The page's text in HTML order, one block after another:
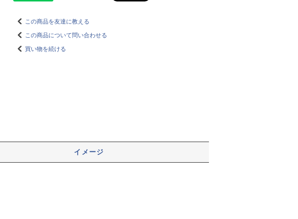
この商品を友達に教える
この商品について問い合わせる
買い物を続ける
イメージ